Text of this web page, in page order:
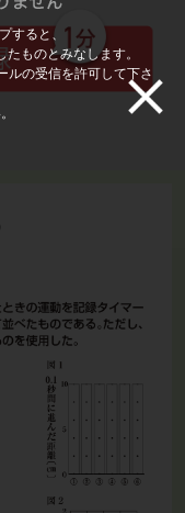
すると、
たものとみなします。
ルの受信を許可して下さ